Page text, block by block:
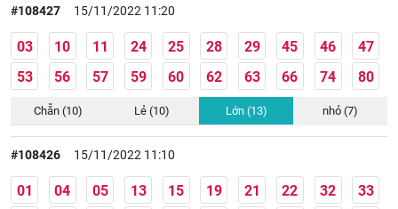
#108427 15/11/2022 11:20
03 10 11 24 25 28 29 45 46
47
53
56 57 59 60 62 63 66 74 80
Chẵn (10) Lẻ (10) Lớn (13) nhỏ (7)
#108426 15/11/2022 11:10
01 04 05 13 15 19 21 22 32
33